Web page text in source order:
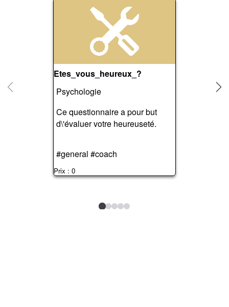
Etes_vous_heureux_?
Psychologie
Ce questionnaire a pour but
d\'évaluer votre heureuseté.
#general #coach
Prix : 0